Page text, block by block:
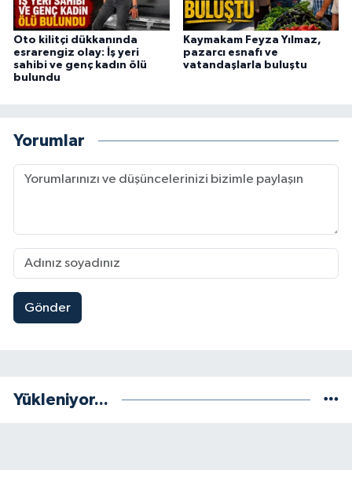
Oto kilitçi dükkanında
esrarengiz olay: İş yeri
sahibi ve genç kadın ölü
bulundu
Kaymakam Feyza Yılmaz,
pazarcı esnafı ve
vatandaşlarla buluştu
Yorumlar
Gönder
Yükleniyor...